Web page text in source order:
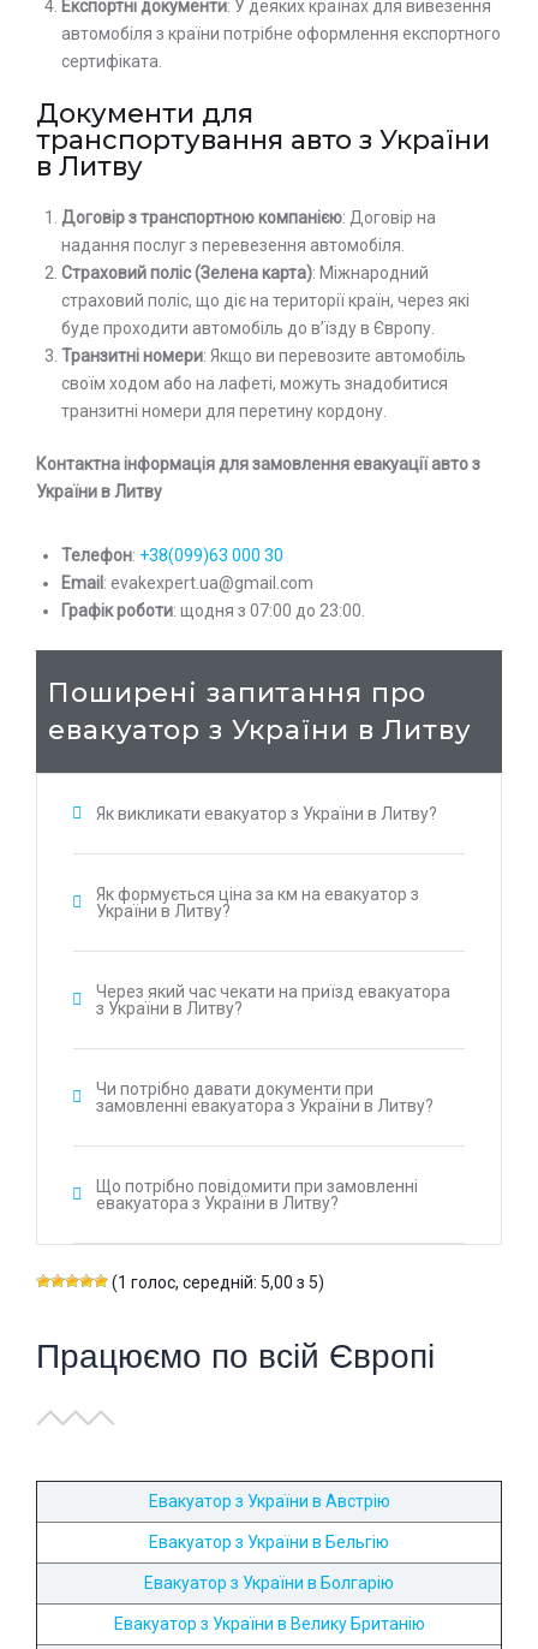
Експортні документи: У деяких країнах для вивезення
автомобіля з країни потрібне оформлення експортного
сертифіката.
Документи для
транспортування авто з України
в Литву
Договір з транспортною компанією: Договір на
надання послуг з перевезення автомобіля.
Страховий поліс (Зелена карта): Міжнародний
страховий поліс, що діє на території країн, через які
буде проходити автомобіль до в’їзду в Європу.
Транзитні номери: Якщо ви перевозите автомобіль
своїм ходом або на лафеті, можуть знадобитися
транзитні номери для перетину кордону.
Контактна інформація для замовлення евакуації авто з
України в Литву
Телефон: +38(099)63 000 30
Email : evakexpert.ua@gmail.com
Графік роботи: щодня з 07:00 до 23:00.
Поширені запитання про
евакуатор з України в Литву
Як викликати евакуатор з України в Литву?
Як формується ціна за км на евакуатор з
України в Литву?
Через який час чекати на приїзд евакуатора
з України в Литву?
Чи потрібно давати документи при
замовленні евакуатора з України в Литву?
Що потрібно повідомити при замовленні
евакуатора з України в Литву?
(1 голос, середній: 5,00 з 5)
Працюємо по всій Європі
Евакуатор з України в Австрію
Евакуатор з України в Бельгію
Евакуатор з України в Болгарію
Евакуатор з України в Велику Британію